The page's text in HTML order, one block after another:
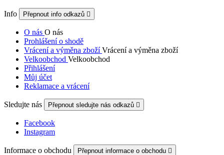
Info Přepnout info odkazů 
O nás O nás
Prohlášení o shodě
Vrácení a výměna zbožíVrácení a výměna zboží
Velkoobchod Velkoobchod
Přihlášení
Můj účet
Reklamace a vrácení
Sledujte nás Přepnout sledujte nás odkazů 
Facebook
Instagram
Informace o obchodu Přepnout informace o obchodu 